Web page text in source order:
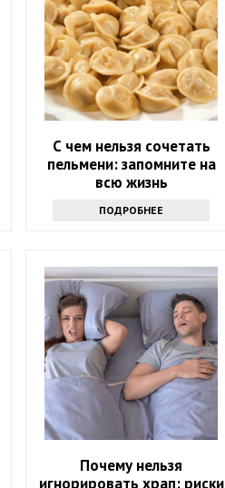
С чем нельзя сочетать
пельмени: запомните на
всю жизнь
ПОДРОБНЕЕ
Почему нельзя
игнорировать храп: риски